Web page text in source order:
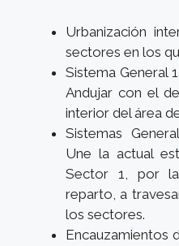
Urbanización
sectores en los
Sistema General
Andujar con el
interior del área
Sistemas
Une la actual
Sector 1, por
reparto, a
los sectores.
Encauzamientos